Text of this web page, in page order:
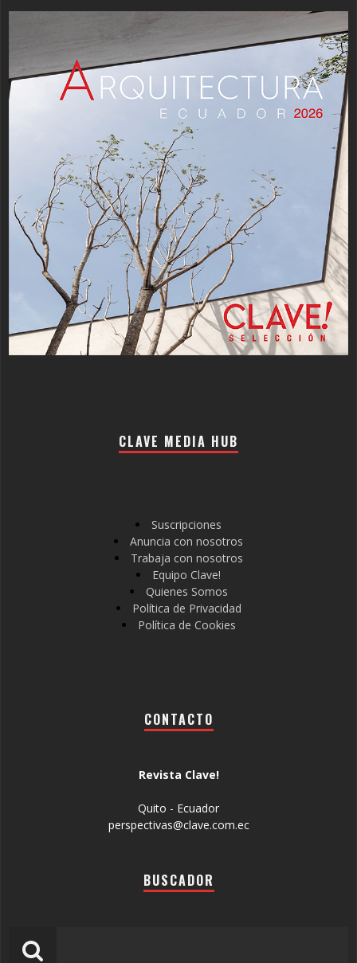
CLAVE MEDIA HUB
Suscripciones
Anuncia con nosotros
Trabaja con nosotros
Equipo Clave!
Quienes Somos
Política de Privacidad
Política de Cookies
CONTACTO
Revista Clave!
Quito - Ecuador
perspectivas@clave.com.ec
BUSCADOR